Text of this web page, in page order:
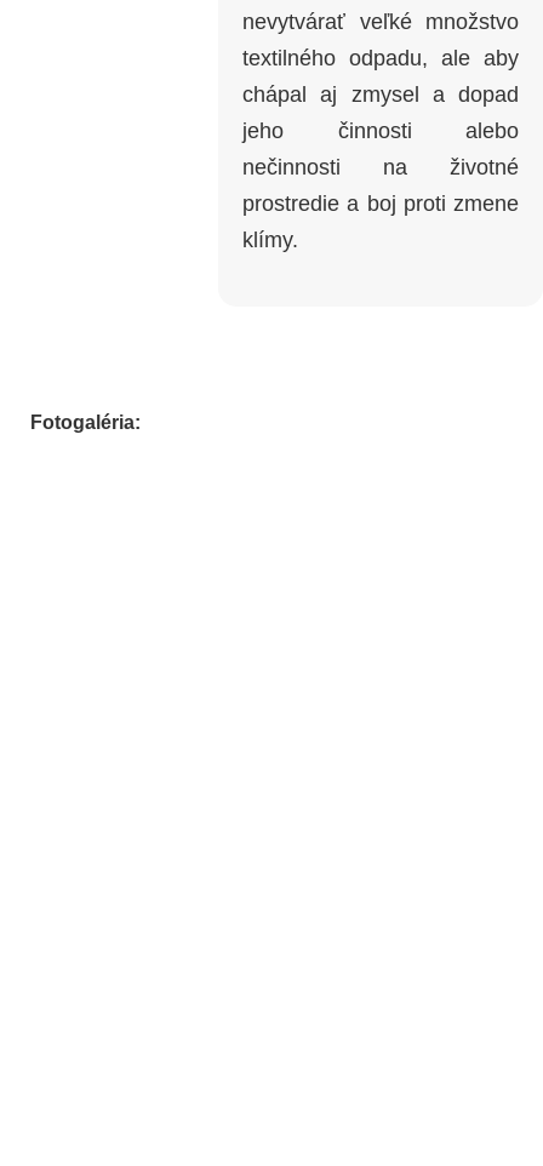
nevytvárať veľké množstvo
textilného odpadu, ale aby
chápal aj zmysel a dopad
jeho činnosti alebo
nečinnosti na životné
prostredie a boj proti zmene
klímy.
Fotogaléria: